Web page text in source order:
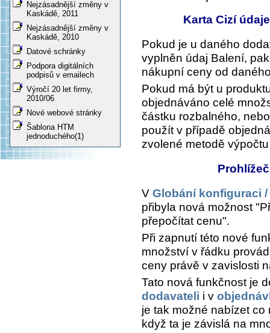
Nejzásadnější změny v
Kaskádě, 2011
Nejzásadnější změny v
Kaskádě, 2010
Datové schránky
Podpora digitálních
podpisů v emailech
Výročí 20 let firmy,
2010/06
Nové webové stránky
Šablona HTM
jednoduchého(1)
Karta Cizí
Pokud je u daného
vyplněn údaj Balení,
nákupní ceny od
Pokud má být u
objednáváno celé
částku rozbalného,
použít v případě
zvolené metodě
V Globání konfiguraci
přibyla nová možnost
přepočítat cenu".
Při zapnutí této nové
množství v řádku
ceny právě v zavislosti
Tato nová funkčnost je
dodavateli i v
je tak možné nabízet
když ta je závislá na